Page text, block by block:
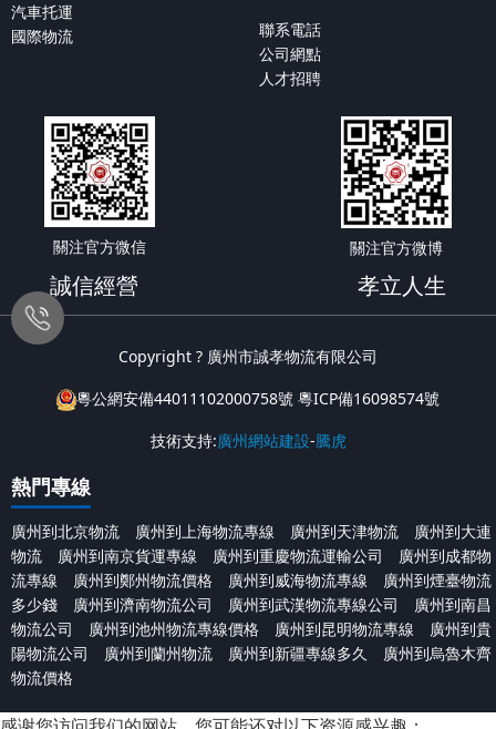
汽車托運
國際物流
聯系電話
公司網點
人才招聘
關注官方微信 關注官方微博
誠信經營 孝立人生
Copyright ? 廣州市誠孝物流有限公司
粵公網安備44011102000758號 粵ICP備16098574號
技術支持:廣州網站建設-騰虎
熱門專線
廣州到北京物流 廣州到上海物流專線 廣州到天津物流
廣州到大連
物流
廣州到南京貨運專線 廣州到重慶物流運輸公司
廣州到成都物
流專線
廣州到鄭州物流價格 廣州到威海物流專線
廣州到煙臺物流
多少錢
廣州到濟南物流公司 廣州到武漢物流專線公司
廣州到南昌
物流公司
廣州到池州物流專線價格 廣州到昆明物流專線
廣州到貴
陽物流公司
廣州到蘭州物流 廣州到新疆專線多久
廣州到烏魯木齊
物流價格